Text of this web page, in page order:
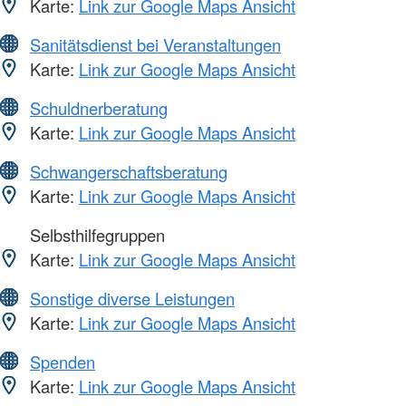
Karte: Link zur Google Maps Ansicht
Sanitätsdienst bei Veranstaltungen
Karte: Link zur Google Maps Ansicht
Schuldnerberatung
Karte: Link zur Google Maps Ansicht
Schwangerschaftsberatung
Karte: Link zur Google Maps Ansicht
Selbsthilfegruppen
Karte: Link zur Google Maps Ansicht
Sonstige diverse Leistungen
Karte: Link zur Google Maps Ansicht
Spenden
Karte: Link zur Google Maps Ansicht